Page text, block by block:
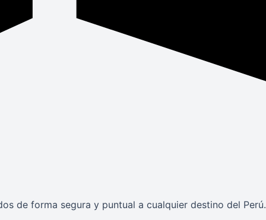
de forma segura y puntual a cualquier destino del Perú.